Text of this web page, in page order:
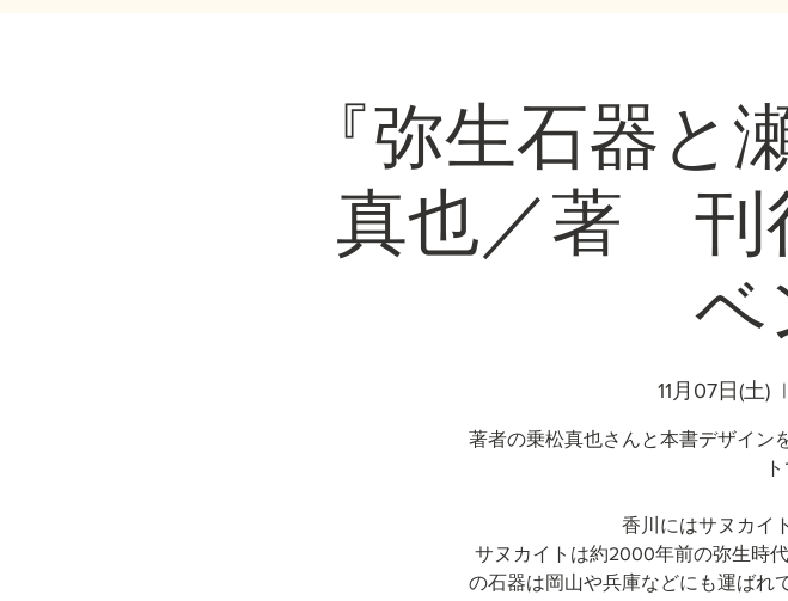
『弥生石器と
真也／著 刊
ベ
11月07日(土)
  |
著者の乗松真也さんと本書デザイン
香川にはサヌカイ
サヌカイトは約2000年前の弥生時
の石器は岡山や兵庫などにも運ばれ